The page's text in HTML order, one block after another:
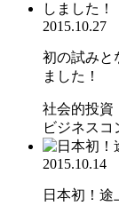
2015.10.27
初の試みと
ました！
社会的投資
ビジネスコ
2015.10.14
日本初！途